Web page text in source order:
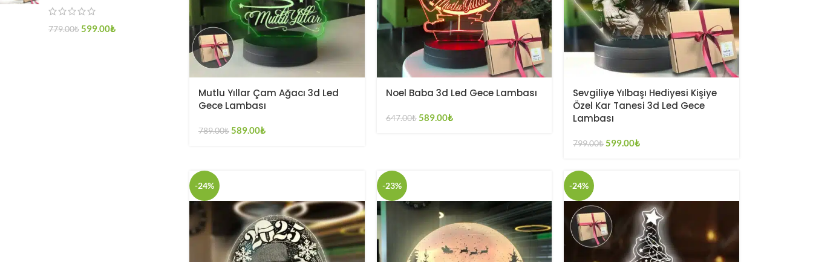
779.00₺599.00₺
Mutlu Yıllar Çam Ağacı 3d Led
Gece Lambası
789.00₺589.00₺
Noel Baba 3d Led Gece Lambası
647.00₺ 589.00₺
Sevgiliye Yılbaşı Hediyesi Kişiye
Özel Kar Tanesi 3d Led Gece
Lambası
799.00₺ 599.00₺
-24% -23% -24%